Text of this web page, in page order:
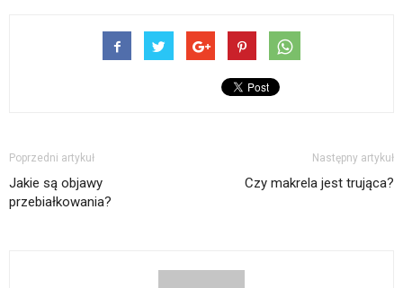
Poprzedni artykuł
Jakie są objawy
przebiałkowania?
Następny artykuł
Czy makrela jest trująca?